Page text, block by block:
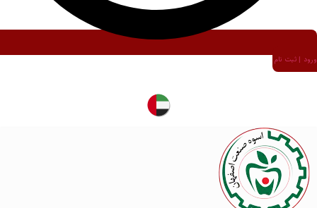
ورود | ثبت نام